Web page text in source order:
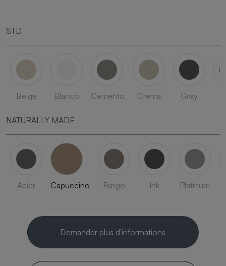
STD
Beige Blanco Cemento Crema Grey
NATURALLY MADE
Acier Capuccino Fango Ink Platinum
Demander plus d'informations